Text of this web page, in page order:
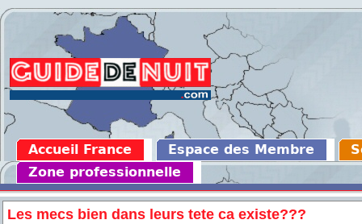
Accueil France Espace des Membre
Zone professionnelle
Les mecs bien dans leurs tete ca existe???